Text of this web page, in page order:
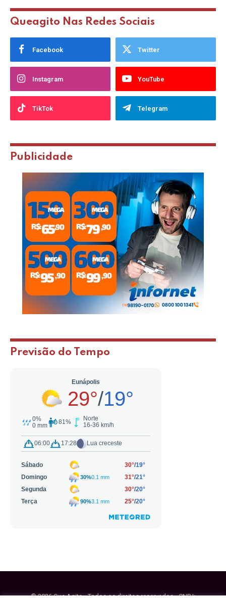
Queagito Nas Redes Sociais
Facebook Twitter
Instagram YouTube
TikTok Telegram
Publicidade
Previsão do Tempo
© 2026 Que Agito - Todos os direitos reservados - CNPJ: